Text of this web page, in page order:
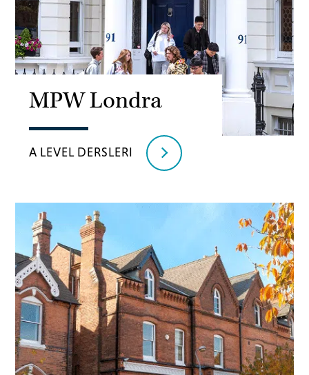
MPW Londra
A LEVEL DERSLERI